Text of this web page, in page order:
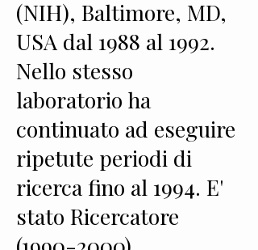
(NIH), Baltimore, MD,
USA dal 1988 al 1992.
Nello stesso
laboratorio ha
continuato ad eseguire
ripetute periodi di
ricerca fino al 1994. E'
stato Ricercatore